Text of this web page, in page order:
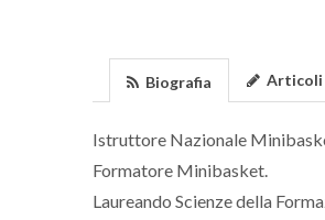
Biografia Articoli
Istruttore Nazionale
Formatore Minibasket.
Laureando Scienze della